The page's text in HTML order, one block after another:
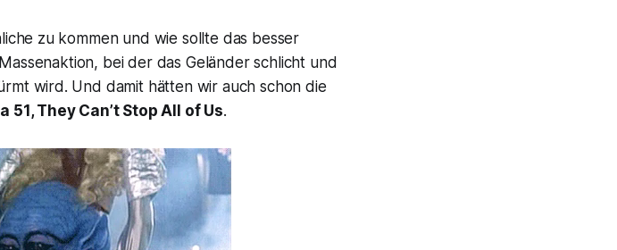
zu kommen und wie sollte das besser
bei der das Geländer schlicht und
wird. Und damit hätten wir auch schon die
51, They Can’t Stop All of Us.